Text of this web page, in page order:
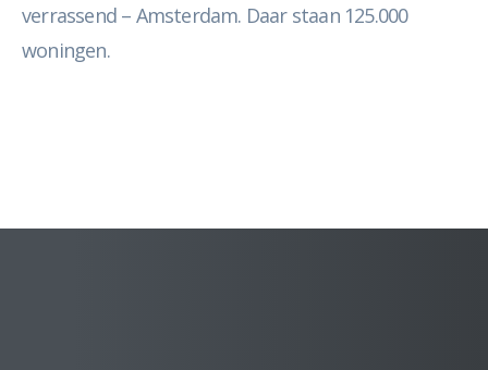
verrassend – Amsterdam. Daar staan 125.000
woningen.